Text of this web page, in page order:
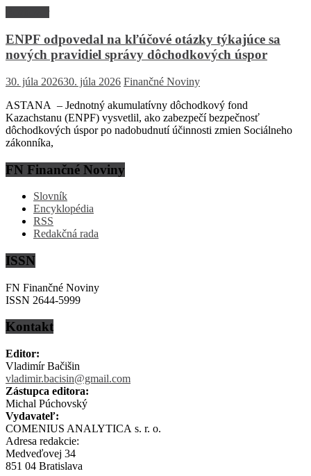
ENPF odpovedal na kľúčové otázky týkajúce sa
nových pravidiel správy dôchodkových úspor
30. júla 202630. júla 2026 Finančné Noviny
ASTANA – Jednotný akumulatívny dôchodkový fond
Kazachstanu (ENPF) vysvetlil, ako zabezpečí bezpečnosť
dôchodkových úspor po nadobudnutí účinnosti zmien Sociálneho
zákonníka,
FN Finančné Noviny
Slovník
Encyklopédia
RSS
Redakčná rada
ISSN
FN Finančné Noviny
ISSN 2644-5999
Kontakt
Editor:
Vladimír Bačišin
vladimir.bacisin@gmail.com
Zástupca editora:
Michal Púchovský
Vydavateľ:
COMENIUS ANALYTICA s. r. o.
Adresa redakcie:
Medveďovej 34
851 04 Bratislava